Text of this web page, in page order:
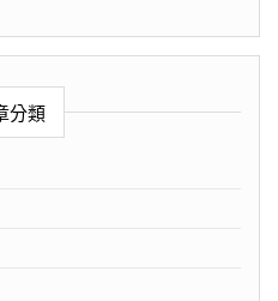
分類